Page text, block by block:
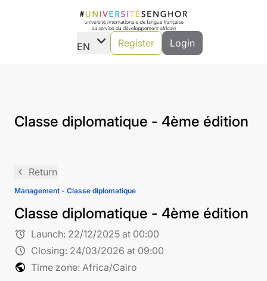
EN expand_more Register Login
Classe diplomatique - 4ème édition
navigate_before Return
Management - Classe diplomatique
Classe diplomatique - 4ème édition
alarm Launch: 22/12/2025 at 00:00
schedule Closing: 24/03/2026 at 09:00
public Time zone: Africa/Cairo